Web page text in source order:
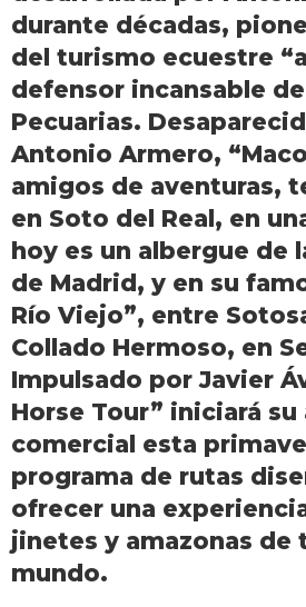
durante décadas,
del turismo ecuestre
defensor incansable
Pecuarias.
Antonio Armero,
amigos de aventuras,
en Soto del Real, en
hoy es un albergue de
de Madrid, y en su
Río Viejo”, entre
Collado Hermoso, en
Impulsado por Javier
Horse Tour” iniciará
comercial esta
programa de rutas
ofrecer una
jinetes y amazonas de
mundo.